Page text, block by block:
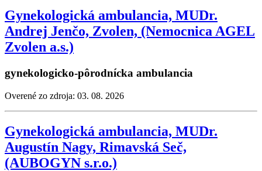
Gynekologická ambulancia, MUDr.
Andrej Jenčo, Zvolen, (Nemocnica AGEL
Zvolen a.s.)
gynekologicko-pôrodnícka ambulancia
Overené zo zdroja: 03. 08. 2026
Gynekologická ambulancia, MUDr.
Augustín Nagy, Rimavská Seč,
(AUBOGYN s.r.o.)